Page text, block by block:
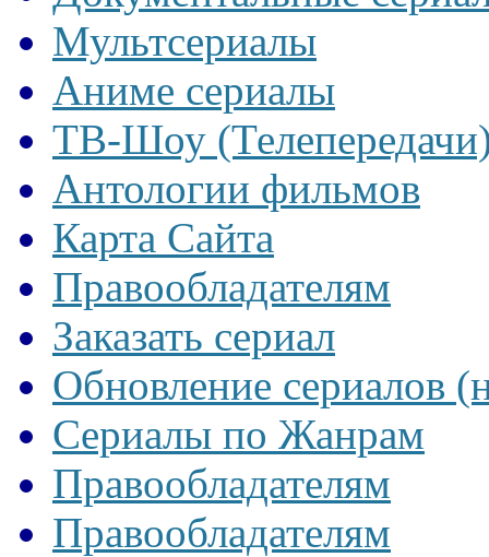
Мультсериалы
Аниме сериалы
ТВ-Шоу
Антологии фильмов
Карта Сайта
Правообладателям
Заказать сериал
Обновление сериалов
Сериалы по Жанрам
Правообладателям
Правообладателям